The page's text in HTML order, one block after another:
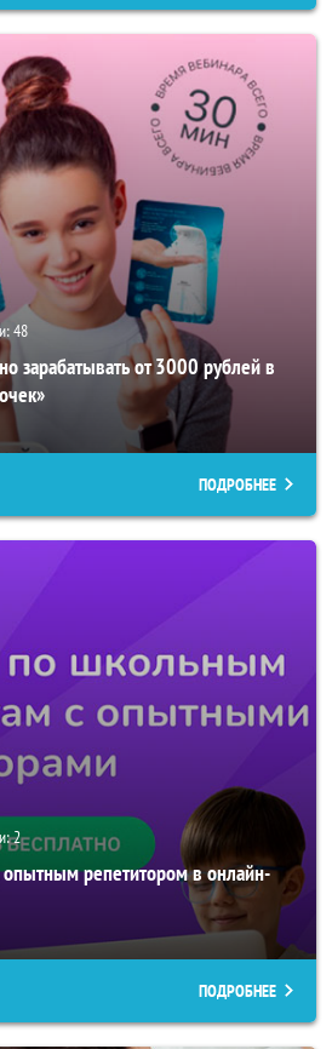
48
зарабатывать от 3000 рублей в
ПОДРОБНЕЕ
2
опытным репетитором в онлайн-
ПОДРОБНЕЕ